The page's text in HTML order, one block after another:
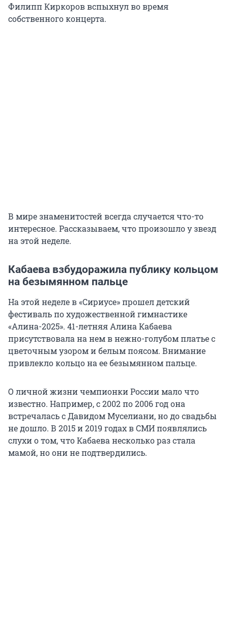
Филипп Киркоров вспыхнул во время
собственного концерта.
В мире знаменитостей всегда случается что-то
интересное. Рассказываем, что произошло у звезд
на этой неделе.
Кабаева взбудоражила публику кольцом
на безымянном пальце
На этой неделе в «Сириусе» прошел детский
фестиваль по художественной гимнастике
«Алина-2025». 41-летняя Алина Кабаева
присутствовала на нем в нежно-голубом платье с
цветочным узором и белым поясом. Внимание
привлекло кольцо на ее безымянном пальце.
О личной жизни чемпионки России мало что
известно. Например, с 2002 по 2006 год она
встречалась с Давидом Муселиани, но до свадьбы
не дошло. В 2015 и 2019 годах в СМИ появлялись
слухи о том, что Кабаева несколько раз стала
мамой, но они не подтвердились.